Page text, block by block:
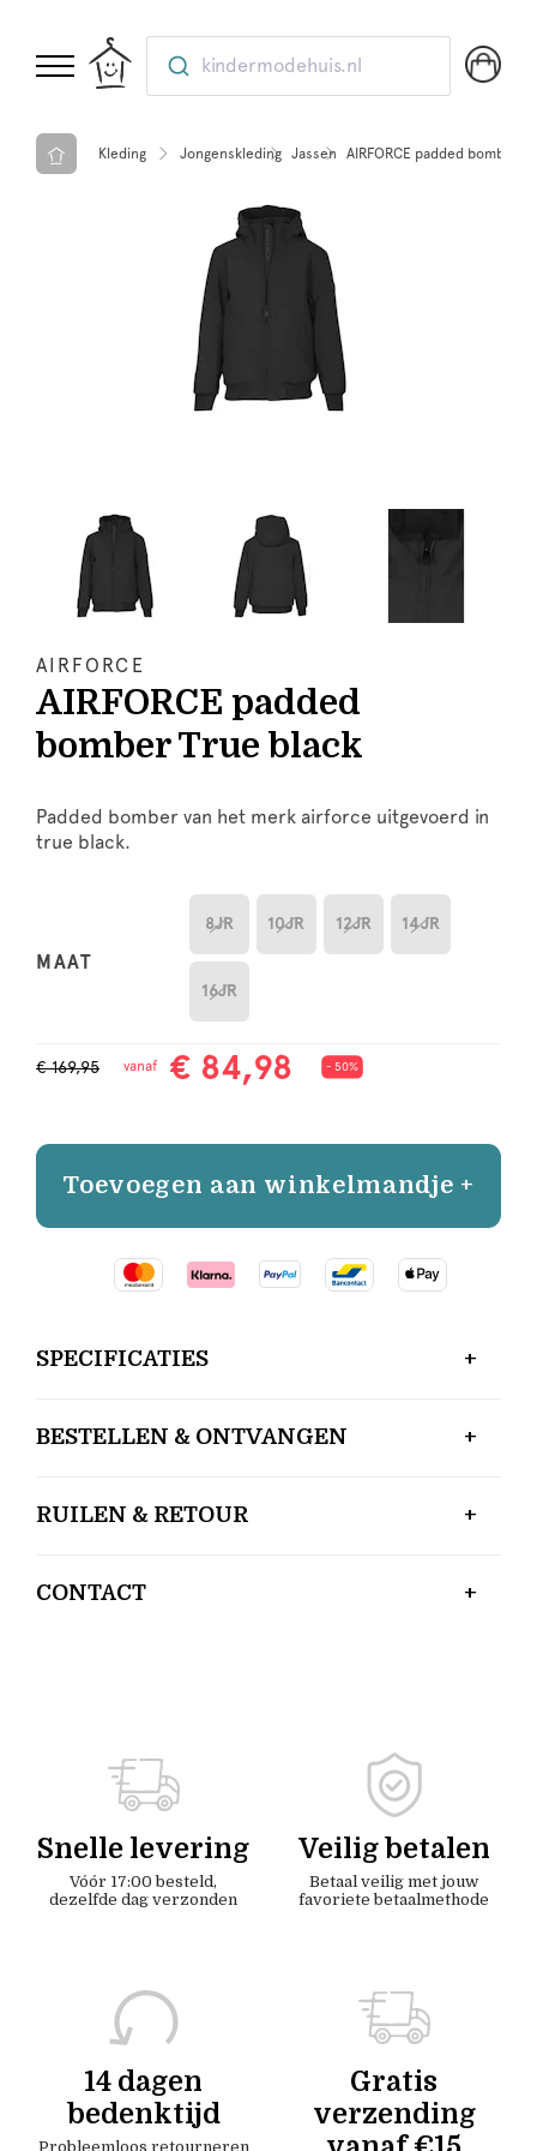
kindermodehuis.nl
Kleding Jongenskleding Jassen AIRFORCE padded bomber
AIRFORCE
AIRFORCE padded
bomber True black
Padded bomber van het merk airforce uitgevoerd in
true black.
MAAT
8JR 10JR 12JR 14JR
16JR
€ 169,95 vanaf € 84,98 - 50%
Toevoegen aan winkelmandje +
SPECIFICATIES
BESTELLEN & ONTVANGEN
RUILEN & RETOUR
CONTACT
Snelle levering
Vóór 17:00 besteld,
dezelfde dag verzonden
Veilig betalen
Betaal veilig met jouw
favoriete betaalmethode
14 dagen
bedenktijd
Probleemloos retourneren
Gratis
verzending